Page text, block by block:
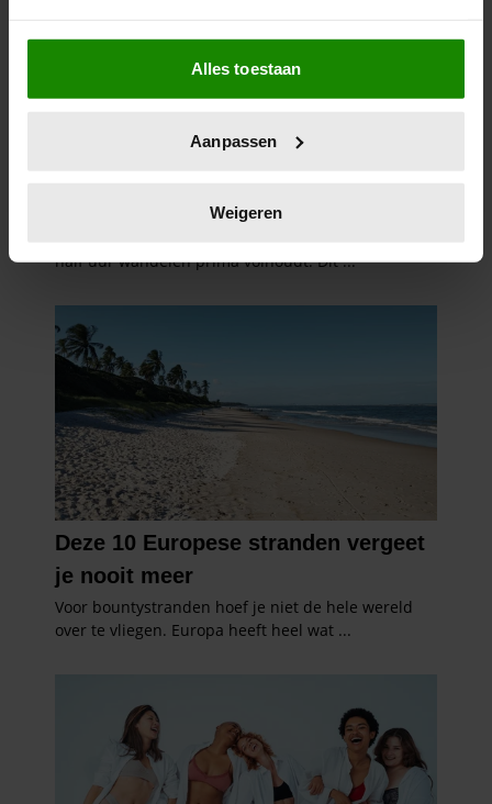
Als u het toestaat, willen we ook graag:
Informatie verzamelen over uw geografische
locatie, die tot een paar meter nauwkeurig kan zijn
scannen op specifieke eigenschappen (fingerprinting)
verwerkt en stel uw voorkeuren in het
intrekken in de Cookieverklaring.
personaliseren, om functies voor social media te bieden
en om ons websiteverkeer te analyseren. Ook delen we
informatie over uw gebruik van onze site met onze
partners voor social media, adverteren en analyse. Deze
partners kunnen deze gegevens combineren met andere
informatie die u aan ze heeft verstrekt of die ze hebben
verzameld op basis van uw gebruik van hun services. U
gaat akkoord met onze cookies als u onze website blijft
gebruiken.
Alles toestaan
Aanpassen
Weigeren